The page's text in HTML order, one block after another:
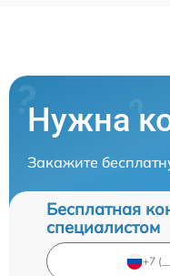
Нужна
Закажите
Бесплатная
специалистом